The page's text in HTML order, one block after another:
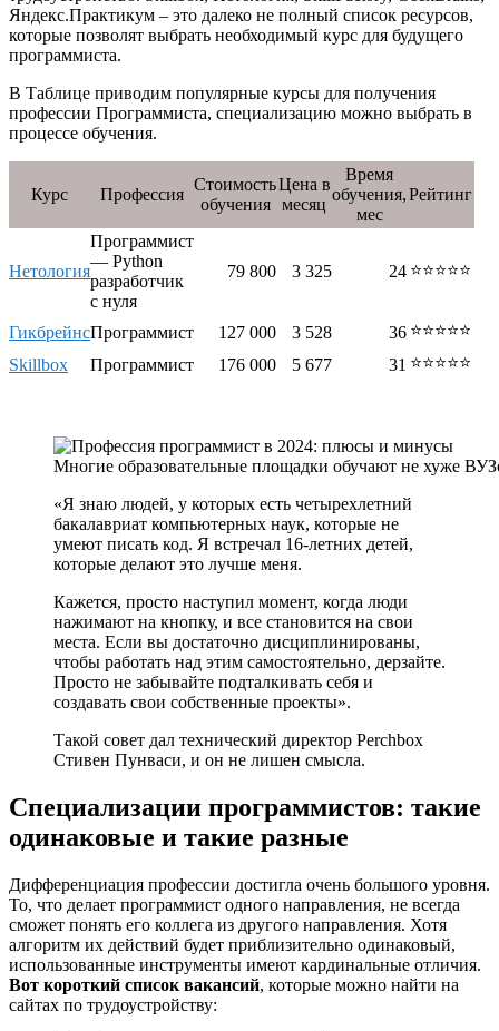
Яндекс.Практикум – это далеко не полный список ресурсов,
которые позволят выбрать необходимый курс для будущего
программиста.
В Таблице приводим популярные курсы для получения
профессии Программиста, специализацию можно выбрать в
процессе обучения.
Курс Профессия
Стоимость
обучения
Цена в
месяц
Время
обучения,
мес
Рейтинг
Нетология
Программист
— Python
разработчик
с нуля
79 800 3 325 24 ⭐⭐⭐⭐⭐
ГикбрейнсПрограммист 127 000 3 528 36 ⭐⭐⭐⭐⭐
Skillbox
Программист 176 000 5 677 31 ⭐⭐⭐⭐⭐
Многие образовательные площадки обучают не хуже
«Я знаю людей, у которых есть четырехлетний
бакалавриат компьютерных наук, которые не
умеют писать код. Я встречал 16-летних детей,
которые делают это лучше меня.
Кажется, просто наступил момент, когда люди
нажимают на кнопку, и все становится на свои
места. Если вы достаточно дисциплинированы,
чтобы работать над этим самостоятельно, дерзайте.
Просто не забывайте подталкивать себя и
создавать свои собственные проекты».
Такой совет дал технический директор Perchbox
Стивен Пунваси, и он не лишен смысла.
Специализации программистов: такие
одинаковые и такие разные
Дифференциация профессии достигла очень большого уровня.
То, что делает программист одного направления, не всегда
сможет понять его коллега из другого направления. Хотя
алгоритм их действий будет приблизительно одинаковый,
использованные инструменты имеют кардинальные отличия.
Вот короткий список вакансий, которые можно найти на
сайтах по трудоустройству: